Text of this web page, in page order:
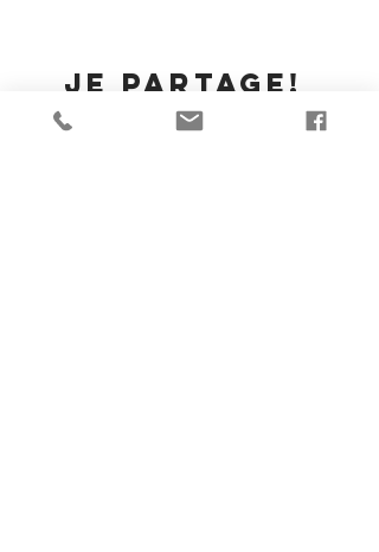
Je partage!